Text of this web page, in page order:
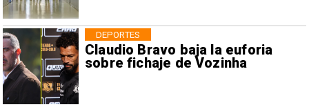
Claudio Bravo baja la euforia
sobre fichaje de Vozinha
DEPORTES